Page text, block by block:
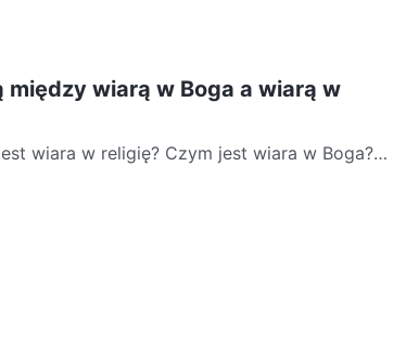
wiarą w Boga a wiarą w
wiara w religię? Czym jest wiara w Boga?